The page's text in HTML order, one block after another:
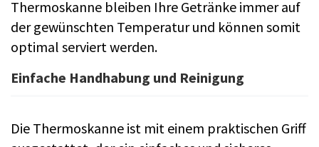
Thermoskanne bleiben Ihre Getränke immer auf
der gewünschten Temperatur und können somit
optimal serviert werden.
Einfache Handhabung und Reinigung
Die Thermoskanne ist mit einem praktischen Griff